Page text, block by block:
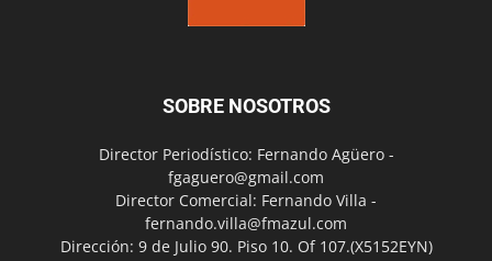
SOBRE NOSOTROS
Director Periodístico: Fernando Agüero -
fgaguero@gmail.com
Director Comercial: Fernando Villa -
fernando.villa@fmazul.com
Dirección: 9 de Julio 90. Piso 10. Of 107.(X5152EYN)